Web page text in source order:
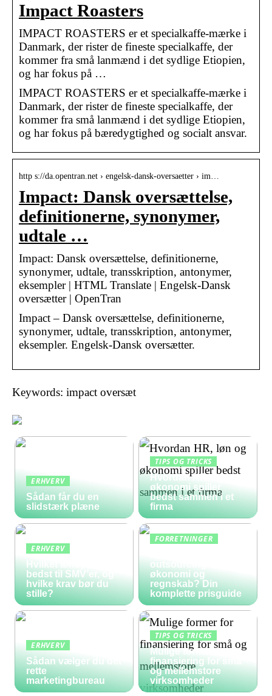
Impact Roasters
IMPACT ROASTERS er et specialkaffe-mærke i
Danmark, der rister de fineste specialkaffe, der
kommer fra små lanmænd i det sydlige Etiopien,
og har fokus på …
IMPACT ROASTERS er et specialkaffe-mærke i
Danmark, der rister de fineste specialkaffe, der
kommer fra små lanmænd i det sydlige Etiopien,
og har fokus på bæredygtighed og socialt ansvar.
http s://da.opentran.net › engelsk-dansk-oversaetter › im…
Impact: Dansk oversættelse,
definitionerne, synonymer,
udtale …
Impact: Dansk oversættelse, definitionerne,
synonymer, udtale, transskription, antonymer,
eksempler | HTML Translate | Engelsk-Dansk
oversætter | OpenTran
Impact – Dansk oversættelse, definitionerne,
synonymer, udtale, transskription, antonymer,
eksempler. Engelsk-Dansk oversætter.
Keywords: impact oversæt
ERHVERV
Sådan får du en
slidstærk plæne
TIPS OG TRICKS
Hvordan HR, løn og
økonomi spiller
bedst sammen i et
firma
ERHVERV
Hvilket lønsystem er
bedst til SMV’er, og
hvilke krav bør du
stille?
FORRETNINGER
outsourcing af
økonomi og
regnskab? Din
komplette prisguide
ERHVERV
Sådan vælger du det
rette
marketingbureau
TIPS OG TRICKS
Mulige former for
finansiering for små
og mellemstore
virksomheder